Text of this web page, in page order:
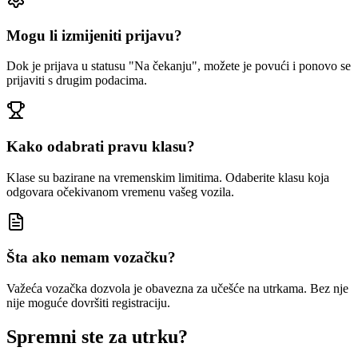
Mogu li izmijeniti prijavu?
Dok je prijava u statusu "Na čekanju", možete je povući i ponovo se
prijaviti s drugim podacima.
Kako odabrati pravu klasu?
Klase su bazirane na vremenskim limitima. Odaberite klasu koja
odgovara očekivanom vremenu vašeg vozila.
Šta ako nemam vozačku?
Važeća vozačka dozvola je obavezna za učešće na utrkama. Bez nje
nije moguće dovršiti registraciju.
Spremni ste za utrku?